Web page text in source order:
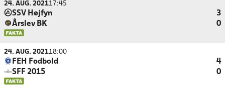
24. AUG. 202117:45
SSV Højfyn
3
Årslev BK
0
24. AUG. 202118:00
FEH Fodbold
4
SFF 2015
0